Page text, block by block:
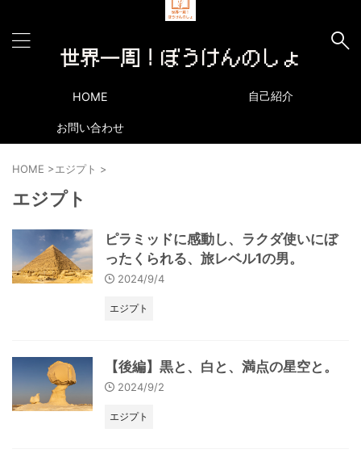
HOME 自己紹介
お問い合わせ
HOME >エジプト >
エジプト
ピラミッドに感動し、ラクダ使いにぼ
ったくられる、旅レベル1の男。
2024/9/4
エジプト
【後編】黒と、白と、満点の星空と。
2024/9/2
エジプト